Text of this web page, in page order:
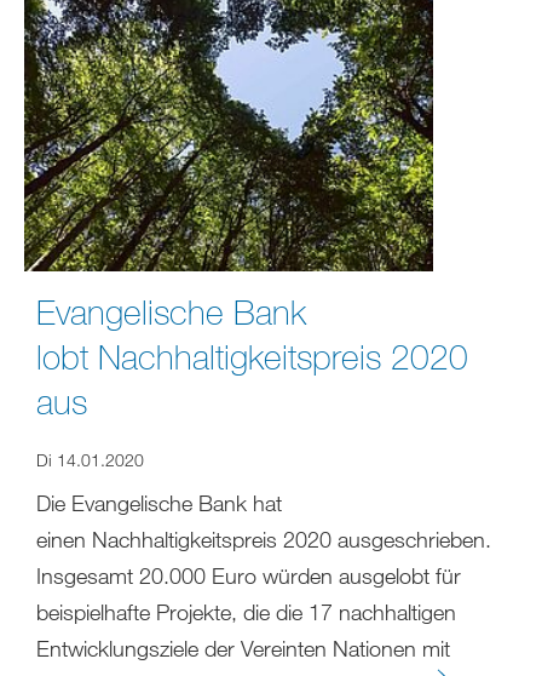
Evangelische Bank
lobt Nachhaltigkeitspreis 2020
aus
Di 14.01.2020
Die Evangelische Bank hat
einen Nachhaltigkeitspreis 2020 ausgeschrieben.
Insgesamt 20.000 Euro würden ausgelobt für
beispielhafte Projekte, die die 17 nachhaltigen
Entwicklungsziele der Vereinten Nationen mit